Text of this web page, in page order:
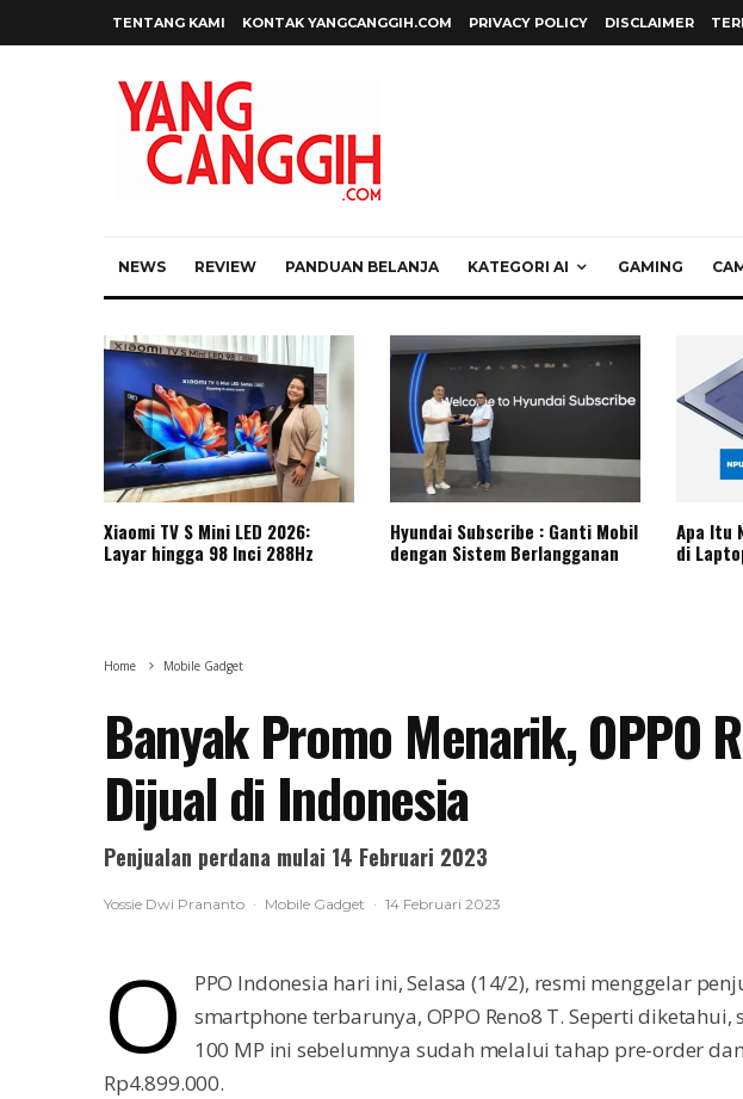
TENTANG KAMI KONTAK YANGCANGGIH.COM PRIVACY POLICY DISCLAIMER
NEWS REVIEW PANDUAN BELANJA KATEGORI AI GAMING
Xiaomi TV S Mini LED 2026:
Layar hingga 98 Inci 288Hz
Hyundai Subscribe : Ganti Mobil
dengan Sistem Berlangganan
Apa Itu
di
Home Mobile Gadget
Banyak Promo Menarik, OPPO
Dijual di Indonesia
Penjualan perdana mulai 14 Februari 2023
Yossie Dwi Prananto · Mobile Gadget · 14 Februari 2023
O
PPO Indonesia hari ini, Selasa (14/2), resmi menggelar
smartphone terbarunya, OPPO Reno8 T. Seperti
100 MP ini sebelumnya sudah melalui tahap pre-order
Rp4.899.000.